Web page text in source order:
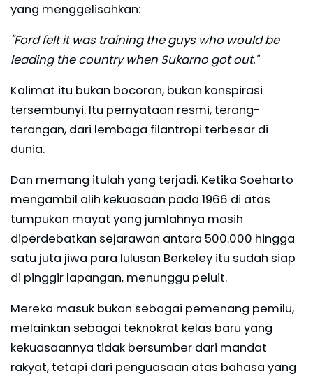
yang menggelisahkan:
"Ford felt it was training the guys who would be
leading the country when Sukarno got out."
Kalimat itu bukan bocoran, bukan konspirasi
tersembunyi. Itu pernyataan resmi, terang-
terangan, dari lembaga filantropi terbesar di
dunia.
Dan memang itulah yang terjadi. Ketika Soeharto
mengambil alih kekuasaan pada 1966 di atas
tumpukan mayat yang jumlahnya masih
diperdebatkan sejarawan antara 500.000 hingga
satu juta jiwa para lulusan Berkeley itu sudah siap
di pinggir lapangan, menunggu peluit.
Mereka masuk bukan sebagai pemenang pemilu,
melainkan sebagai teknokrat kelas baru yang
kekuasaannya tidak bersumber dari mandat
rakyat, tetapi dari penguasaan atas bahasa yang